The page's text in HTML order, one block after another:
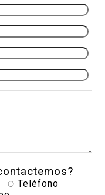
Teléfono